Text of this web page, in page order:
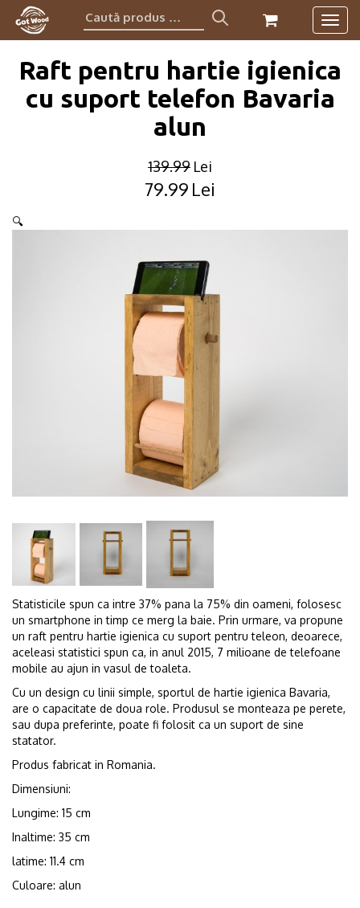
Caută
produs:
Raft pentru hartie igienica
cu suport telefon Bavaria
alun
139.99 Lei
Original
was:
79.99 Lei
Current
is:
🔍
Statisticile spun ca intre 37% pana la 75% din oameni, folosesc
un smartphone in timp ce merg la baie. Prin urmare, va propune
un raft pentru hartie igienica cu suport pentru teleon, deoarece,
aceleasi statistici spun ca, in anul 2015, 7 milioane de telefoane
mobile au ajun in vasul de toaleta.
Cu un design cu linii simple, sportul de hartie igienica Bavaria,
are o capacitate de doua role. Produsul se monteaza pe perete,
sau dupa preferinte, poate fi folosit ca un suport de sine
statator.
Produs fabricat in Romania.
Dimensiuni:
Lungime: 15 cm
Inaltime: 35 cm
latime: 11.4 cm
Culoare: alun